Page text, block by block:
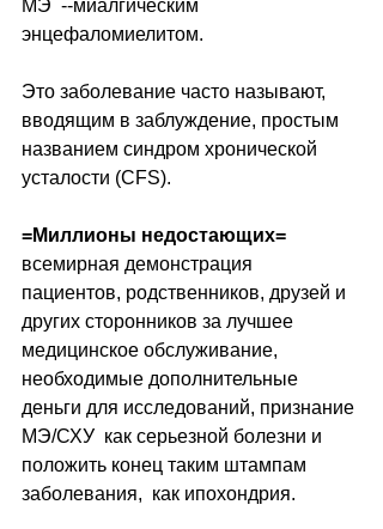
MЭ  --миалгическим
энцефаломиелитом.
Это заболевание часто называют,
вводящим в заблуждение, простым
названием синдром хронической
усталости (CFS).
=Миллионы недостающих=
всемирная демонстрация
пациентов, родственников, друзей и
других сторонников за лучшее
медицинское обслуживание,
необходимые дополнительные
деньги для исследований, признание
МЭ/СХУ  как серьезной болезни и
положить конец таким штампам
заболевания,  как ипохондрия.